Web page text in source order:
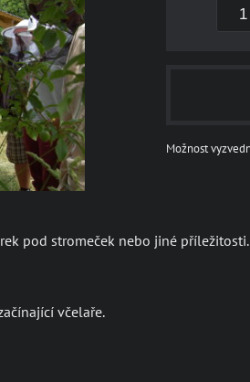
pod stromeček nebo jiné příležitosti.
včelaře.